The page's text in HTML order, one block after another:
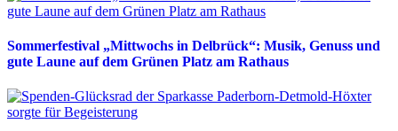
Sommerfestival „Mittwochs in Delbrück“: Musik, Genuss und
gute Laune auf dem Grünen Platz am Rathaus